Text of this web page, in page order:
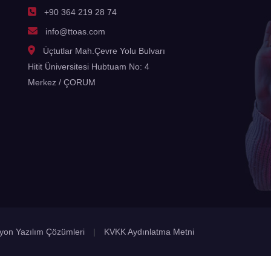
+90 364 219 28 74
info@ttoas.com
Üçtutlar Mah.Çevre Yolu Bulvarı
Hitit Üniversitesi Hubtuam No: 4
Merkez / ÇORUM
Yazılım Çözümleri | KVKK Aydınlatma Metni